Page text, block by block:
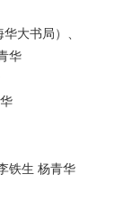
大书局）、
华
铁生 杨青华